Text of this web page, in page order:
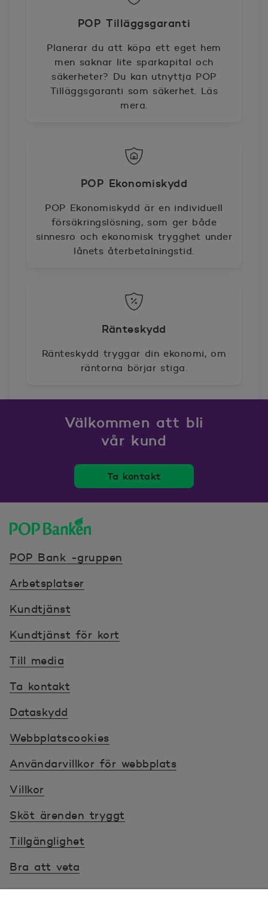
POP Tilläggsgaranti
Planerar du att köpa ett eget hem
men saknar lite sparkapital och
säkerheter? Du kan utnyttja POP
Tilläggsgaranti som säkerhet. Läs
mera.
POP Ekonomiskydd
POP Ekonomiskydd är en individuell
försäkringslösning, som ger både
sinnesro och ekonomisk trygghet under
lånets återbetalningstid.
Ränteskydd
Ränteskydd tryggar din ekonomi, om
räntorna börjar stiga.
Välkommen att bli
vår kund
Ta kontakt
POP Bank -gruppen
Arbetsplatser
Kundtjänst
Kundtjänst för kort
Till media
Ta kontakt
Dataskydd
Webbplatscookies
Användarvillkor för webbplats
Villkor
Sköt ärenden tryggt
Tillgänglighet
Bra att veta